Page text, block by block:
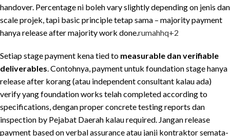
handover. Percentage ni boleh vary slightly depending on jenis dan
scale projek, tapi basic principle tetap sama – majority payment
hanya release after majority work done.rumahhq+2
Setiap stage payment kena tied to measurable dan verifiable
deliverables. Contohnya, payment untuk foundation stage hanya
release after korang (atau independent consultant kalau ada)
verify yang foundation works telah completed according to
specifications, dengan proper concrete testing reports dan
inspection by Pejabat Daerah kalau required. Jangan release
payment based on verbal assurance atau janji kontraktor semata-